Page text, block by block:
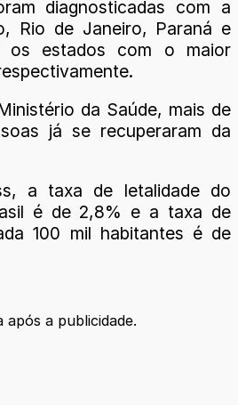
diagnosticadas com a
Rio de Janeiro, Paraná e
os estados com o maior
da Saúde, mais de
já se recuperaram da
a taxa de letalidade do
é de 2,8% e a taxa de
100 mil habitantes é de
após a publicidade.